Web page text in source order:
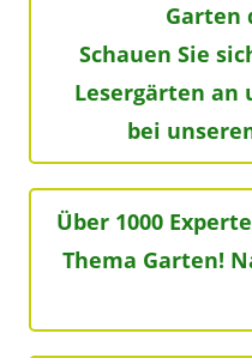
Garten
Schauen Sie
Lesergärten an
bei
Über 1000
Thema Garten!